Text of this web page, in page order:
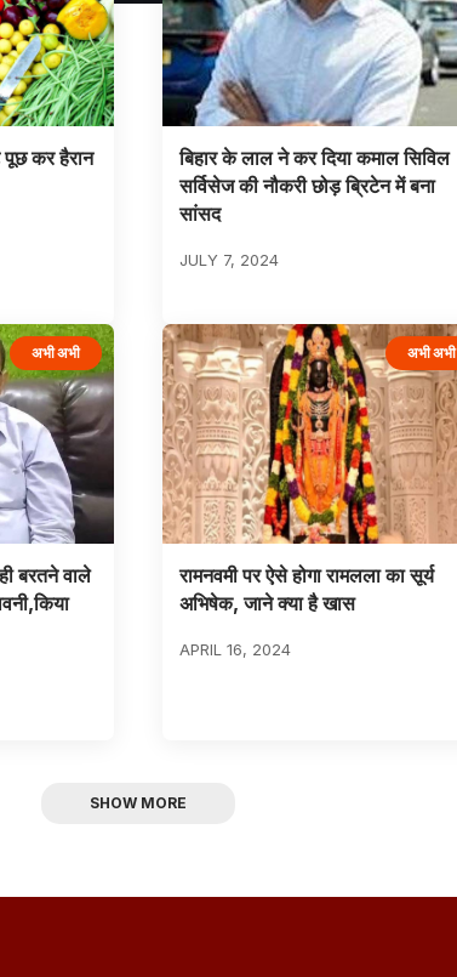
कर हैरान
बिहार के लाल ने कर दिया कमाल सिविल
सर्विसेज की नौकरी छोड़ ब्रिटेन में बना
सांसद
JULY 7, 2024
अभी अभी
बरतने वाले
अभी अभी
रामनवमी पर ऐसे होगा रामलला का सूर्य
अभिषेक, जाने क्या है खास
APRIL 16, 2024
SHOW MORE